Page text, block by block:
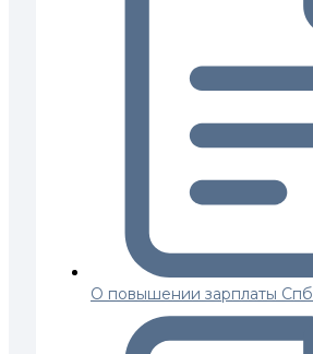
О повышении зарплаты